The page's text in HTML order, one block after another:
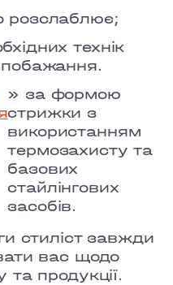
розслаблює;
технік
» за формою
стрижки з
використанням
термозахисту та
базових
стайлінгових
засобів.
стиліст завжди
вас щодо
продукції.